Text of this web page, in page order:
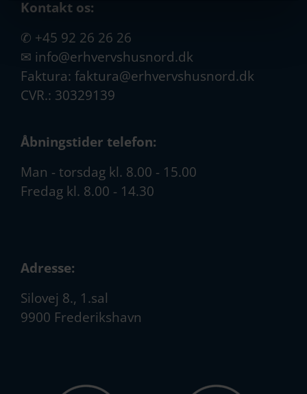
Kontakt os:
✆ +45 92 26 26 26
✉ info@erhvervshusnord.dk
Faktura: faktura@erhvervshusnord.dk
CVR.: 30329139
Åbningstider telefon:
Man - torsdag kl. 8.00 - 15.00
Fredag kl. 8.00 - 14.30
Adresse:
Silovej 8., 1.sal
9900 Frederikshavn